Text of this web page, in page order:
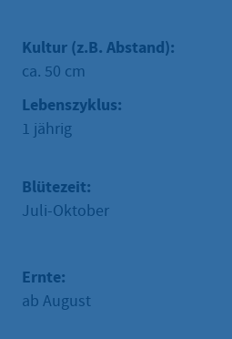
Kultur (z.B. Abstand):
ca. 50 cm
Lebenszyklus:
1 jährig
Blütezeit:
Juli-Oktober
Ernte:
ab August